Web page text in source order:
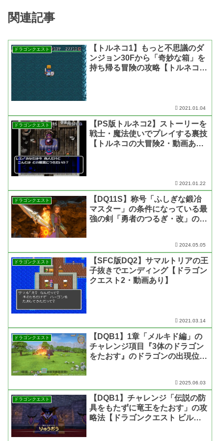
関連記事
ドラゴンクエスト
【トルネコ1】もっと不思議のダ
ンジョン30Fから「奇妙な箱」を
持ち帰る冒険の攻略【トルネコの
2021.01.04
ドラゴンクエスト
【PS版トルネコ2】ストーリーを
戦士・魔法使いでプレイする裏技
【トルネコの大冒険2・動画あ
2021.01.22
ドラゴンクエスト
【DQ11S】称号「ふしぎな鍛冶
マスター」の条件になっている最
強の剣「勇者のつるぎ・改」の作
2024.05.05
ドラゴンクエスト
【SFC版DQ2】サマルトリアの王
子抜きでエンディング【ドラゴン
クエスト2・動画あり】
2021.03.14
ドラゴンクエスト
【DQB1】1章「メルキド編」の
チャレンジ項目『3体のドラゴン
をたおす』のドラゴンの出現位置
2025.06.03
ドラゴンクエスト
【DQB1】チャレンジ「伝説の防
具をもたずに竜王をたおす」の攻
略法【ドラゴンクエスト ビルダ